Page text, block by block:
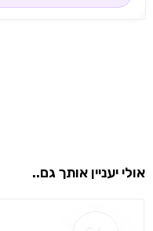
אולי יעניין אותך גם..